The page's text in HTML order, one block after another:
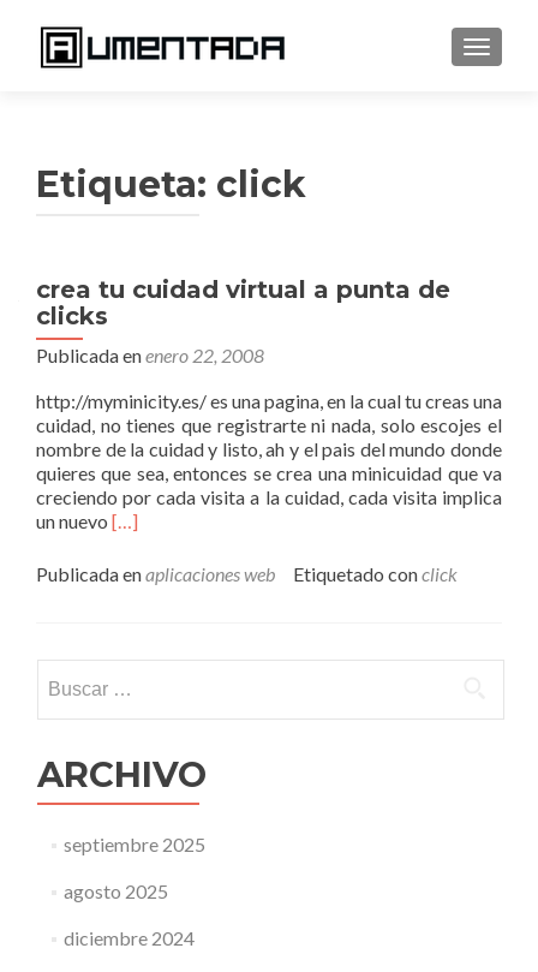
Etiqueta: click
crea tu cuidad virtual a punta de
clicks
Publicada enenero 22, 2008
http://myminicity.es/ es una pagina, en la cual tu creas una
cuidad, no tienes que registrarte ni nada, solo escojes el
nombre de la cuidad y listo, ah y el pais del mundo donde
quieres que sea, entonces se crea una minicuidad que va
creciendo por cada visita a la cuidad, cada visita implica
un nuevo Leer
tu
cuidad
punta
de
[…]
Publicada enaplicaciones web Etiquetado conclick
ARCHIVO
septiembre 2025
agosto 2025
diciembre 2024